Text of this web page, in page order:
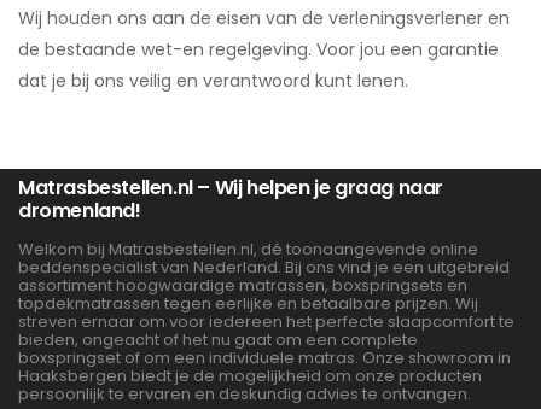
Wij houden ons aan de eisen van de verleningsverlener en
de bestaande wet-en regelgeving. Voor jou een garantie
dat je bij ons veilig en verantwoord kunt lenen.
Matrasbestellen.nl – Wij helpen je graag naar
dromenland!
Welkom bij Matrasbestellen.nl, dé toonaangevende online
beddenspecialist van Nederland. Bij ons vind je een uitgebreid
assortiment hoogwaardige matrassen, boxspringsets en
topdekmatrassen tegen eerlijke en betaalbare prijzen. Wij
streven ernaar om voor iedereen het perfecte slaapcomfort te
bieden, ongeacht of het nu gaat om een complete
boxspringset of om een individuele matras. Onze showroom in
Haaksbergen biedt je de mogelijkheid om onze producten
persoonlijk te ervaren en deskundig advies te ontvangen.